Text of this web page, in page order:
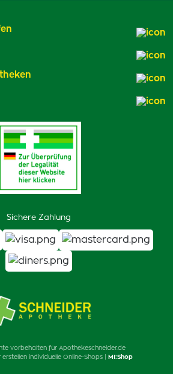
Sichere Zahlung
vorbehalten für Apothekeschneider.de
erstellen individuelle Online-Shops | MI:Shop